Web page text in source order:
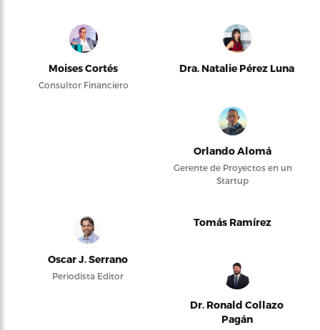
Moises Cortés
Consultor Financiero
Dra. Natalie Pérez Luna
Orlando Alomá
Gerente de Proyectos en un
Startup
Oscar J. Serrano
Periodista Editor
Tomás Ramírez
Dr. Ronald Collazo
Pagán